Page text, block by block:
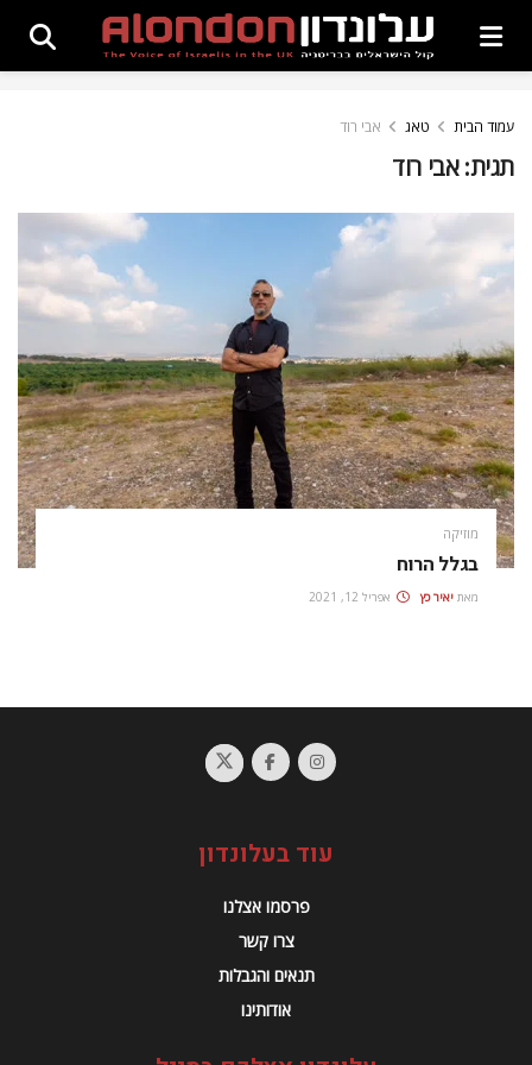
עמוד הבית טאג אבי רוד
תגית:אבי רוד
מוזיקה
בגלל הרוח
מאת יאיר כץ אפריל 12, 2021
עוד בעלונדון
פרסמו אצלנו
צרו קשר
תנאים והגבלות
אודותינו